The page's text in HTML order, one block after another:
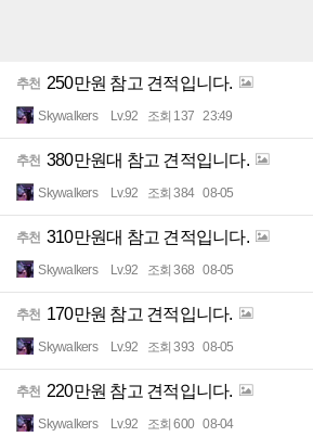
추천 250만원 참고 견적입니다.
Skywalkers Lv.92 조회 137 23:49
추천 380만원대 참고 견적입니다.
Skywalkers Lv.92 조회 384 08-05
추천 310만원대 참고 견적입니다.
Skywalkers Lv.92 조회 368 08-05
추천 170만원 참고 견적입니다.
Skywalkers Lv.92 조회 393 08-05
추천 220만원 참고 견적입니다.
Skywalkers Lv.92 조회 600 08-04